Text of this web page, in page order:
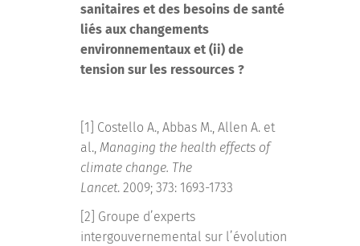
sanitaires et des besoins de santé
liés aux changements
environnementaux et (ii) de
tension sur les ressources ?
[1] Costello A., Abbas M., Allen A. et
al.,Managing the health effects of
climate change. The
Lancet. 2009; 373: 1693-1733
[2] Groupe d’experts
intergouvernemental sur l’évolution